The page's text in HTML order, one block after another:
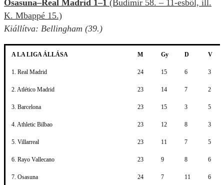
Osasuna–Real Madrid 1–1 (Budimir 58. – 11-esből, ill.
K. Mbappé 15.)
Kiállítva: Bellingham (39.)
A LA LIGA ÁLLÁSA M Gy D V
1. Real Madrid 24 15 6 3
2. Atlético Madrid 23 14 7 2
3. Barcelona 23 15 3 5
4. Athletic Bilbao 23 12 8 3
5. Villarreal 23 11 7 5
6. Rayo Vallecano 23 9 8 6
7. Osasuna 24 7 11 6